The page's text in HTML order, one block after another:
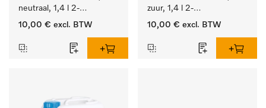
neutraal, 1,4 l 2-
componentenwasmiddel
wasgoed.
10,00 € excl. BTW
zuur, 1,4 l 2-
componentenwasmiddel
wasgoed.
10,00 € excl. BTW